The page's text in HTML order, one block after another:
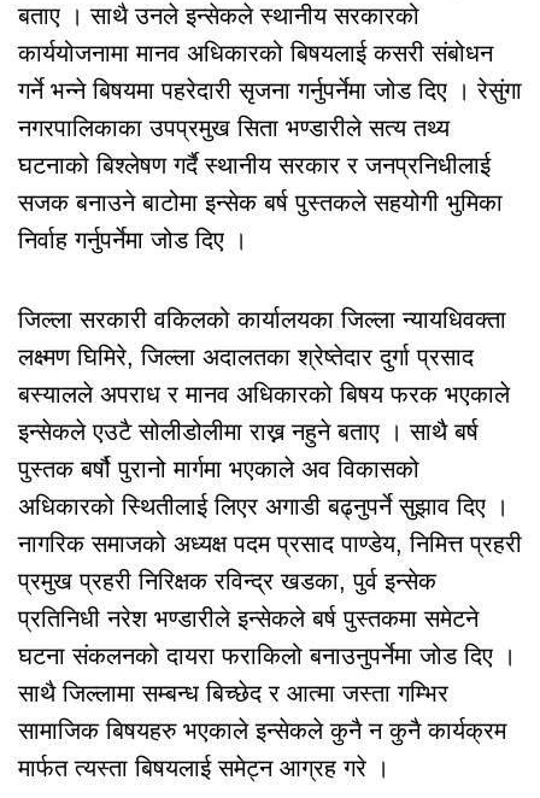
बताए । साथै उनले इन्सेकले स्थानीय सरकारको
कार्ययोजनामा मानव अधिकारको बिषयलाई कसरी संबोधन
गर्ने भन्ने बिषयमा पहरेदारी सृजना गर्नुपर्नेमा जोड दिए । रेसुंगा
नगरपालिकाका उपप्रमुख सिता भण्डारीले सत्य तथ्य
घटनाको बिश्लेषण गर्दै स्थानीय सरकार र जनप्रनिधीलाई
सजक बनाउने बाटोमा इन्सेक बर्ष पुस्तकले सहयोगी भुमिका
निर्वाह गर्नुपर्नेमा जोड दिए ।
जिल्ला सरकारी वकिलको कार्यालयका जिल्ला न्यायधिवक्ता
लक्ष्मण घिमिरे, जिल्ला अदालतका श्रेष्तेदार दुर्गा प्रसाद
बस्यालले अपराध र मानव अधिकारको बिषय फरक भएकाले
इन्सेकले एउटै सोलीडोलीमा राख्न नहुने बताए । साथै बर्ष
पुस्तक बर्षौ पुरानो मार्गमा भएकाले अव विकासको
अधिकारको स्थितीलाई लिएर अगाडी बढ्नुपर्ने सुझाव दिए ।
नागरिक समाजको अध्यक्ष पदम प्रसाद पाण्डेय, निमित्त प्रहरी
प्रमुख प्रहरी निरिक्षक रविन्द्र खडका, पुर्व इन्सेक
प्रतिनिधी नरेश भण्डारीले इन्सेकले बर्ष पुस्तकमा समेटने
घटना संकलनको दायरा फराकिलो बनाउनुपर्नेमा जोड दिए ।
साथै जिल्लामा सम्बन्ध बिच्छेद र आत्मा जस्ता गम्भिर
सामाजिक बिषयहरु भएकाले इन्सेकले कुनै न कुनै कार्यक्रम
मार्फत त्यस्ता बिषयलाई समेट्न आग्रह गरे ।